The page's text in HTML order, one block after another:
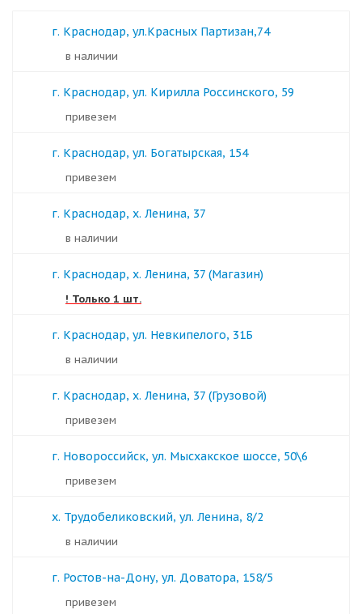
г. Краснодар, ул.Красных Партизан,74
в наличии
г. Краснодар, ул. Кирилла Россинского, 59
Привезем
г. Краснодар, ул. Богатырская, 154
Привезем
г. Краснодар, х. Ленина, 37
в наличии
г. Краснодар, х. Ленина, 37 (Магазин)
! Только 1 шт.
г. Краснодар, ул. Невкипелого, 31Б
в наличии
г. Краснодар, х. Ленина, 37 (Грузовой)
Привезем
г. Новороссийск, ул. Мысхакское шоссе, 50\6
Привезем
х. Трудобеликовский, ул. Ленина, 8/2
в наличии
г. Ростов-на-Дону, ул. Доватора, 158/5
Привезем